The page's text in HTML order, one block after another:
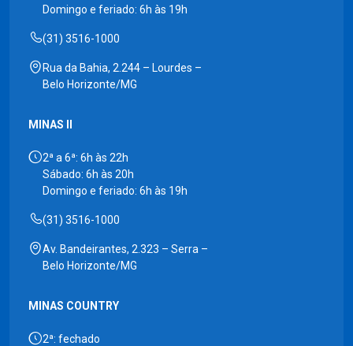
Domingo e feriado: 6h às 19h
(31) 3516-1000
Rua da Bahia, 2.244 – Lourdes –
Belo Horizonte/MG
MINAS II
2ª a 6ª: 6h às 22h
Sábado: 6h às 20h
Domingo e feriado: 6h às 19h
(31) 3516-1000
Av. Bandeirantes, 2.323 – Serra –
Belo Horizonte/MG
MINAS COUNTRY
2ª: fechado